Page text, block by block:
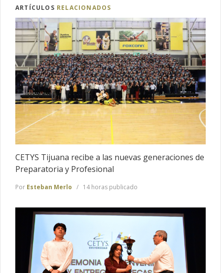
ARTÍCULOS RELACIONADOS
CETYS Tijuana recibe a las nuevas generaciones de
Preparatoria y Profesional
Por Esteban Merlo 14 horas publicado